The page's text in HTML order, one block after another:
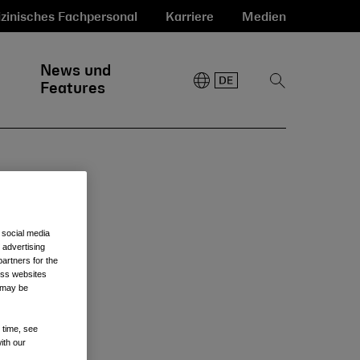
Fachpersonal Karriere Medien
News und
Features
Suche
media
advertising
for the
websites
be
see
our